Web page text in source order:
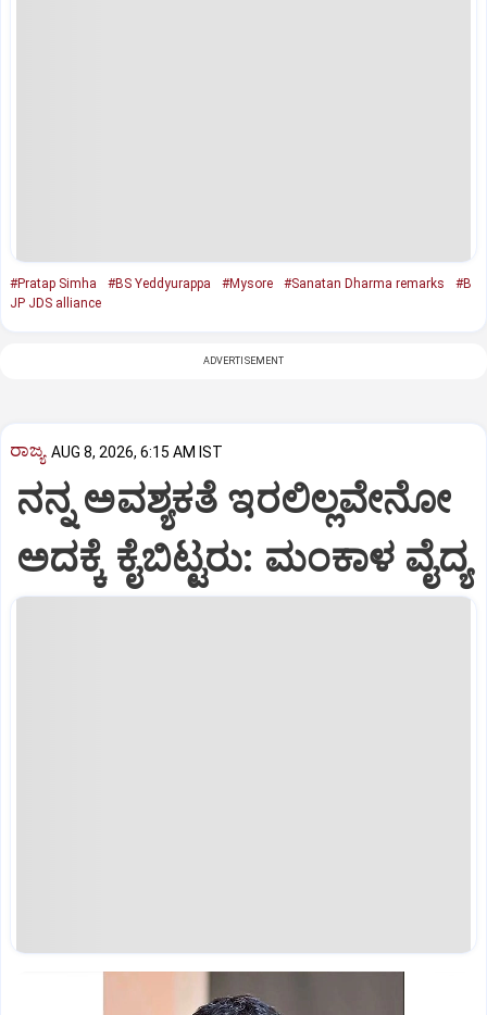
#Pratap Simha #BS Yeddyurappa #Mysore #Sanatan Dharma remarks
#B
JP JDS alliance
ADVERTISEMENT
ರಾಜ್ಯ AUG 8, 2026, 6:15 AM IST
ನನ್ನ ಅವಶ್ಯಕತೆ ಇರಲಿಲ್ಲವೇನೋ
ಅದಕ್ಕೆ ಕೈಬಿಟ್ಟರು: ಮಂಕಾಳ ವೈದ್ಯ